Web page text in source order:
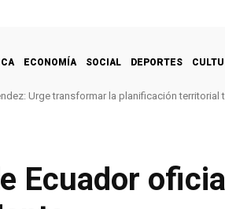
ECONOMÍA SOCIAL DEPORTES
Urge transformar la planificación territorial
Ecuador